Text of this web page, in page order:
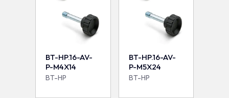
BT-HP.16-AV-
P-M4X14
BT-HP
BT-HP.16-AV-
P-M5X24
BT-HP